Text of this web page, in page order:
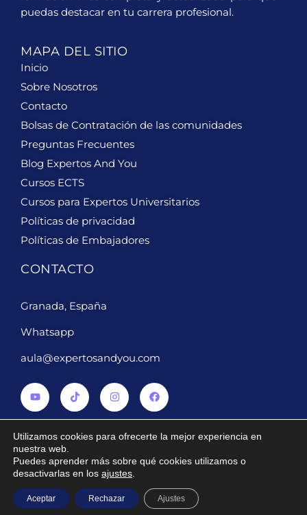
puedas destacar en tu carrera profesional.
MAPA DEL SITIO
Inicio
Sobre Nosotros
Contacto
Bolsas de Contratación de las comunidades
Preguntas Frecuentes
Blog Expertos And You
Cursos ECTS
Cursos para Expertos Universitarios
Políticas de privacidad
Políticas de Embajadores
CONTACTO
Granada, España
Whatsapp
aula@expertosandyou.com
2024 ® Derechos reservados Expertosandyou.com
Diseñado por PuroWebDesign
Utilizamos cookies para ofrecerte la mejor experiencia en
nuestra web.
Puedes aprender más sobre qué cookies utilizamos o
desactivarlas en los ajustes
Aceptar Rechazar Ajustes